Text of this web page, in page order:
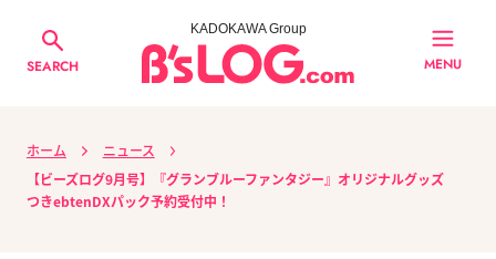
SEARCH
KADOKAWA Group
MENU
ホーム
ニュース
【ビーズログ9月号】『グランブルーファンタジー』オリジナルグッズ
つきebtenDXパック予約受付中！